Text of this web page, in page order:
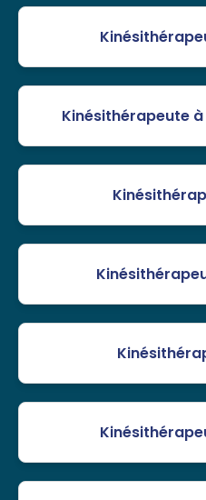
Kinésithérapeute